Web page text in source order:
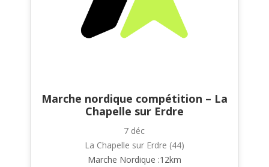
Marche nordique compétition – La
Chapelle sur Erdre
7 déc
La Chapelle sur Erdre (44)
Marche Nordique :12km